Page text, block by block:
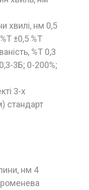
хвилі, нм 0,5
±0,5 %T
%Т 0,3
3Б; 0-200%;
3-х
стандарт
нм 4